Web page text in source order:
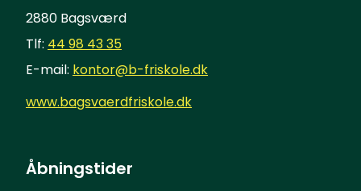
2880 Bagsværd
Tlf: 44 98 43 35
E-mail: kontor@b-friskole.dk
www.bagsvaerdfriskole.dk
Åbningstider